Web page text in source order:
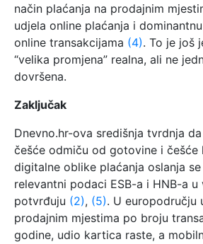
način plaćanja na prodajnim
udjela online plaćanja i
online transakcijama (4). To je još
“velika promjena” realna, ali ne
dovršena.
Zaključak
Dnevno.hr-ova središnja tvrdnja
češće odmiču od gotovine i
digitalne oblike plaćanja oslanja
relevantni podaci ESB-a i HNB-a u
potvrđuju (2), (5). U europodručju
prodajnim mjestima po broju
godine, udio kartica raste, a